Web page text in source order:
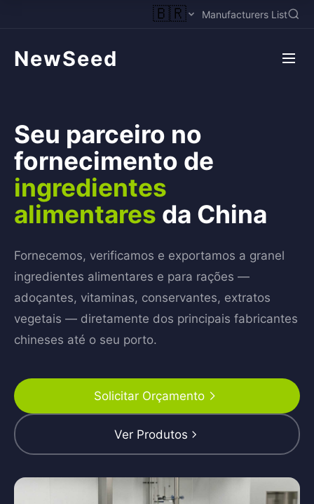
🇧🇷 Manufacturers List
NewSeed
Seu parceiro no
fornecimento de
ingredientes
alimentares da China
Fornecemos, verificamos e exportamos a granel
ingredientes alimentares e para rações —
adoçantes, vitaminas, conservantes, extratos
vegetais — diretamente dos principais fabricantes
chineses até o seu porto.
Solicitar Orçamento
Ver Produtos